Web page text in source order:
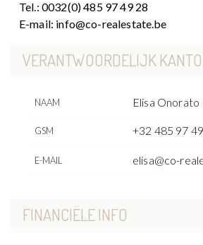
Tel.: 0032(0) 485 97 49 28
E-mail: info@co-realestate.be
VERANTWOORDELIJK
NAAM Elisa Onorato
GSM +32 485 97
E-MAIL elisa@co-
FINANCIËLE INFO